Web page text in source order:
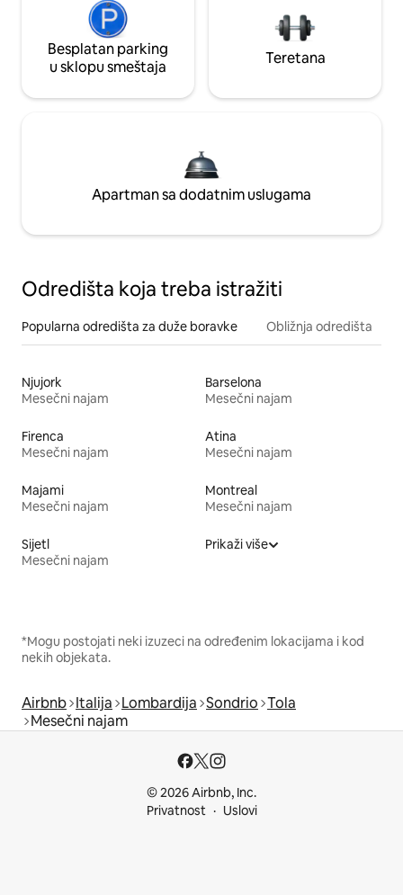
Besplatan parking
u sklopu smeštaja
Teretana
Apartman sa dodatnim uslugama
Odredišta koja treba istražiti
Popularna odredišta za duže boravke Obližnja odredišta
Njujork
Mesečni najam
Barselona
Mesečni najam
Firenca
Mesečni najam
Atina
Mesečni najam
Majami
Mesečni najam
Montreal
Mesečni najam
Sijetl
Mesečni najam
Prikaži više
*Mogu postojati neki izuzeci na određenim lokacijama i kod
nekih objekata.
Airbnb Italija Lombardija Sondrio Tola
Mesečni najam
© 2026 Airbnb, Inc.
Privatnost
Uslovi